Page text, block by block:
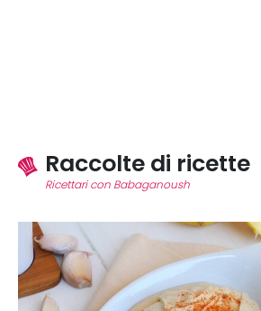
Raccolte di ricette
Ricettari con Babaganoush